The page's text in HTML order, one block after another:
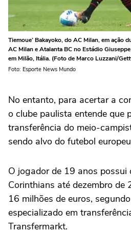
Tiemoue’ Bakayoko, do AC Milan, em ação
AC Milan e Atalanta BC no Estádio
em Milão, Itália. (Foto de Marco Luzzani/
Foto: Esporte News Mundo
No entanto, para acertar a
o clube paulista entende que
transferência do meio-
sendo alvo do futebol
O jogador de 19 anos possui
Corinthians até dezembro de
16 milhões de euros,
especializado em
Transfermarkt.